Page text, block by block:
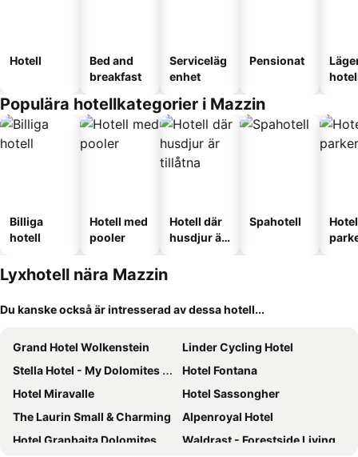
Hotell
Bed and
breakfast
Serviceläg
enhet
Pensionat
Populära hotellkategorier i Mazzin
Billiga
hotell
Hotell med
pooler
Hotell där
husdjur är
Spahotell
Lyxhotell nära Mazzin
Du kanske också är intresserad av dessa hotell...
Grand Hotel Wolkenstein
Linder Cycling Hotel
Stella Hotel - My Dolomites Experience
Hotel Fontana
Hotel Miravalle
Hotel Sassongher
The Laurin Small & Charming
Alpenroyal Hotel
Hotel Granbaita Dolomites
Waldrast - Forestside Living